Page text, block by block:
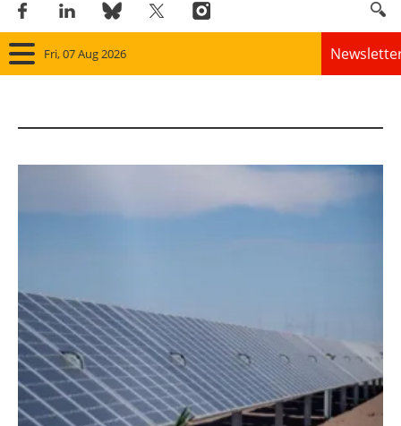
Fri, 07 Aug 2026
Other renewables
Storage
Energy saving